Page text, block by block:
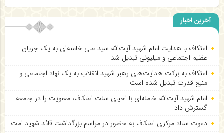
آخرین اخبار
اعتکاف با هدایت امام شهید آیت‌الله سید علی خامنه‌ای به یک جریان
عظیم اجتماعی و میلیونی تبدیل شد
اعتکاف به برکت هدایت‌های رهبر شهید انقلاب به یک نهاد اجتماعی و
منبع قدرت تبدیل شده است
امام شهید آیت‌الله خامنه‌ای با احیای سنت اعتکاف، معنویت را در جامعه
گسترش داد
دعوت ستاد مرکزی اعتکاف به حضور در مراسم بزرگداشت قائد شهید امت